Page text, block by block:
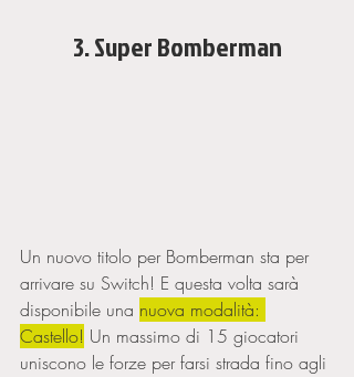
3. Super Bomberman
Un nuovo titolo per Bomberman sta per
arrivare su Switch! E questa volta sarà
disponibile una nuova modalità:
Castello! Un massimo di 15 giocatori
uniscono le forze per farsi strada fino agli